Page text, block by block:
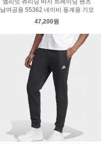
엠리밋 츄리닝 바지 트레이닝 팬츠
남여공용 55362 네이비 동계용 기모
47,200원